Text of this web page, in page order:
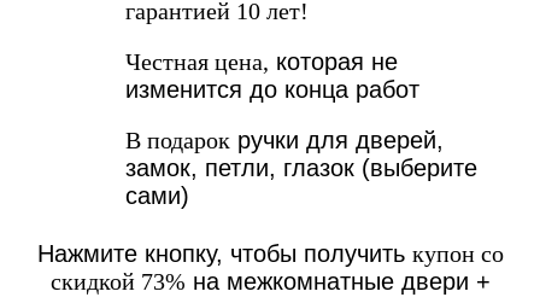
гарантией 10 лет!
Честная цена, которая не
изменится до конца работ
В подарок ручки для дверей,
замок, петли, глазок (выберите
сами)
Нажмите кнопку, чтобы получить купон со
скидкой 73% на межкомнатные двери +